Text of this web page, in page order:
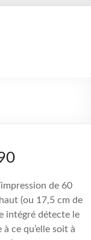
de 60
(ou 17,5 cm de
intégré détecte le
ce qu’elle soit à